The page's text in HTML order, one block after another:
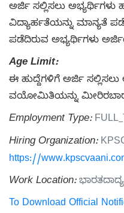
ಅರ್ಜಿ ಸಲ್ಲಿಸಲು ಅಭ್ಯರ್ಥಿಗಳು
ವಿದ್ಯಾರ್ಹತೆಯನ್ನು ಮಾನ್ಯತೆ
ಪಡೆದಿರುವ ಅಭ್ಯರ್ಥಿಗಳು
Age Limit:
ಈ ಹುದ್ದೆಗಳಿಗೆ ಅರ್ಜಿ ಸಲ್ಲಿಸಲು
ವಯೋಮಿತಿಯನ್ನು
Employment Type:
Hiring Organization:
https://
Work Location:
To Download Official